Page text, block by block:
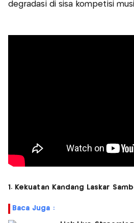
degradasi di sisa kompetisi
1. Kekuatan Kandang Laskar
Baca Juga :